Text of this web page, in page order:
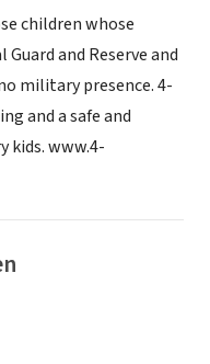
children whose
and Reserve and
military presence. 4-
and a safe and
www.4-